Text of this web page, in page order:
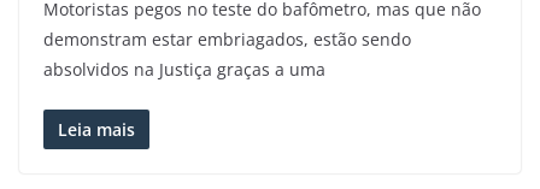
Motoristas pegos no teste do bafômetro, mas que não
demonstram estar embriagados, estão sendo
absolvidos na Justiça graças a uma
Leia mais